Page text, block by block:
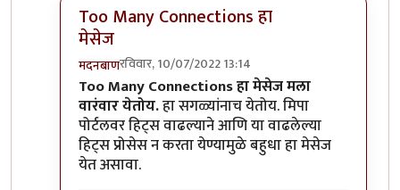
Too Many Connections हा
मेसेज
मदनबाणरविवार, 10/07/2022 13:14
In reply toToo Many Connections हा मेसेज
Too Many Connections हा मेसेज मला
वारंवार येतोय.हा सगळ्यांनाच येतोय. मिपा
पोर्टलवर हिट्स वाढल्याने आणि या वाढलेल्या
हिट्स प्रोसेस न करता येण्यामुळे बहुधा हा मेसेज
येत असावा.